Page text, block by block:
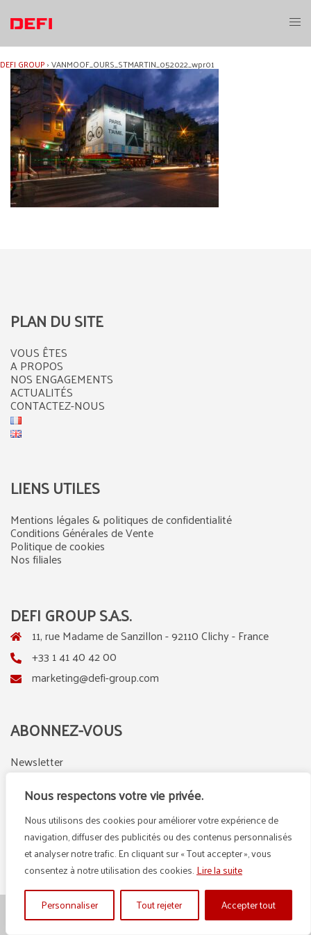
Nous respectons votre vie privée.
Nous utilisons des cookies pour améliorer votre expérience de
navigation, diffuser des publicités ou des contenus personnalisés
et analyser notre trafic. En cliquant sur « Tout accepter », vous
consentez à notre utilisation des cookies.Lire la suite
Personnaliser
Tout rejeter Accepter tout
contenu
DEFI GROUP›VANMOOF_OURS_STMARTIN_052022_wpr01
PLAN DU SITE
VOUS ÊTES
A PROPOS
NOS ENGAGEMENTS
ACTUALITÉS
CONTACTEZ-NOUS
LIENS UTILES
Mentions légales & politiques de confidentialité
Conditions Générales de Vente
Politique de cookies
Nos filiales
DEFI GROUP S.A.S.
11, rue Madame de Sanzillon - 92110 Clichy - France
+33 1 41 40 42 00
marketing@defi-group.com
ABONNEZ-VOUS
Newsletter
LinkedIn
Instagram
© {2025} DEFI GROUP